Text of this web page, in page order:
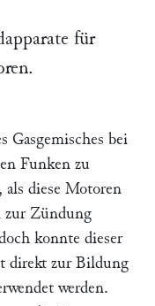
für
Gasgemisches bei
Funken zu
als diese Motoren
zur Zündung
konnte dieser
direkt zur Bildung
werden.